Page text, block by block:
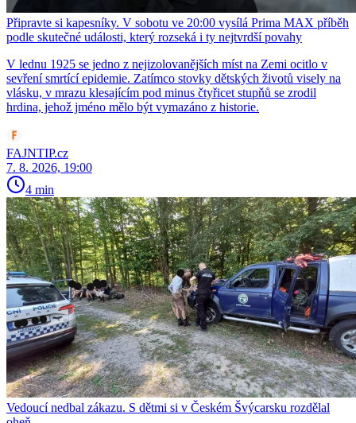
Připravte si kapesníky. V sobotu ve 20:00 vysílá Prima MAX příběh
podle skutečné události, který rozseká i ty nejtvrdší povahy
V lednu 1925 se jedno z nejizolovanějších míst na Zemi ocitlo v
sevření smrtící epidemie. Zatímco stovky dětských životů visely na
vlásku, v mrazu klesajícím pod minus čtyřicet stupňů se zrodil
hrdina, jehož jméno mělo být vymazáno z historie.
FAJNTIP.cz
7. 8. 2026, 19:00
4 min
Vedoucí nedbal zákazu. S dětmi si v Českém Švýcarsku rozdělal